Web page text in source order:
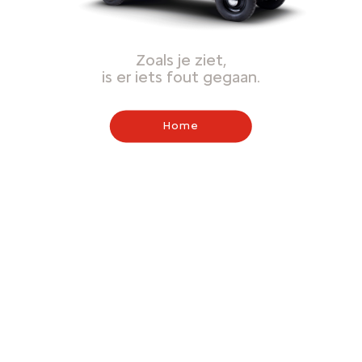
Zoals je ziet,
is er iets fout gegaan.
Home